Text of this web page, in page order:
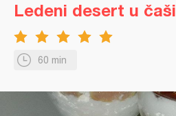
60 min
Ledeni desert u čaši